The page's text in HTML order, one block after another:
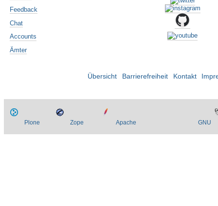
Feedback
Chat
Accounts
Ämter
Übersicht Barrierefreiheit Kontakt
Plone Zope Apache GNU